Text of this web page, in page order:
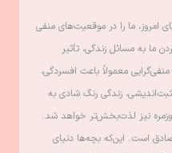
امروز، ما را در موقعیت‌های منفی
ما به مسائل زندگی، تأثیر
معمولاً باعث افسردگی،
زندگی رنگ شادی به
نیز لذت‌بخش‌تر خواهد شد.
است. این‌که بچه‌ها دنیای